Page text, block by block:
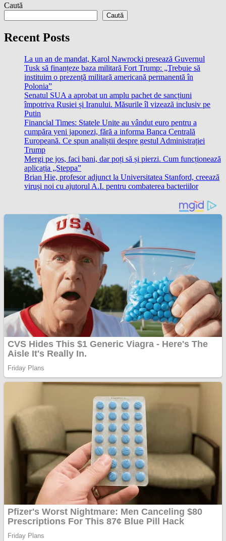
Caută
Caută
Recent Posts
La un an de mandat, Karol Nawrocki presează Guvernul
Tusk să finanțeze baza militară Fort Trump: „Trebuie să
instituim o prezență militară americană permanentă în
Polonia”
Senatul SUA a aprobat un amplu pachet de sancțiuni
împotriva Rusiei și Iranului. Măsurile îl vizează inclusiv pe
Putin
Financial Times: Statele Unite au vândut euro pentru a
cumpăra yeni japonezi, fără a informa Banca Centrală
Europeană. Ce spun analiștii despre gestul Administrației
Trump
Mergi pe jos, faci bani, dar poți să și pierzi. Cum funcționează
aplicația „Steppa”
Brian Hie, profesor adjunct la Universitatea Stanford, creează
viruși noi cu ajutorul A.I. pentru combaterea bacteriilor